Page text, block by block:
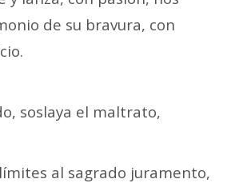
de su bravura, con
soslaya el maltrato,
al sagrado juramento,